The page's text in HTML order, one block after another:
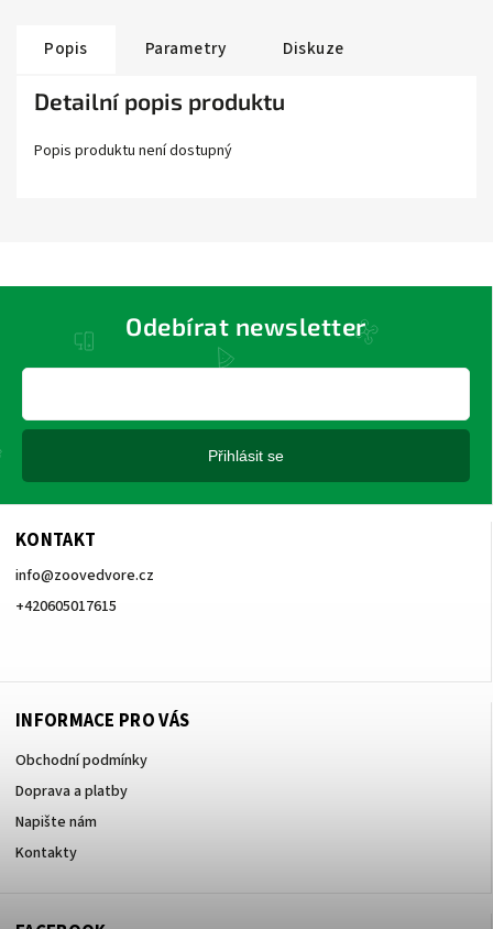
Popis Parametry Diskuze
Detailní popis produktu
Popis produktu není dostupný
KONTAKT
info@zoovedvore.cz
+420605017615
INFORMACE PRO VÁS
Obchodní podmínky
Doprava a platby
Napište nám
Kontakty
Odebírat newsletter
Přihlásit se